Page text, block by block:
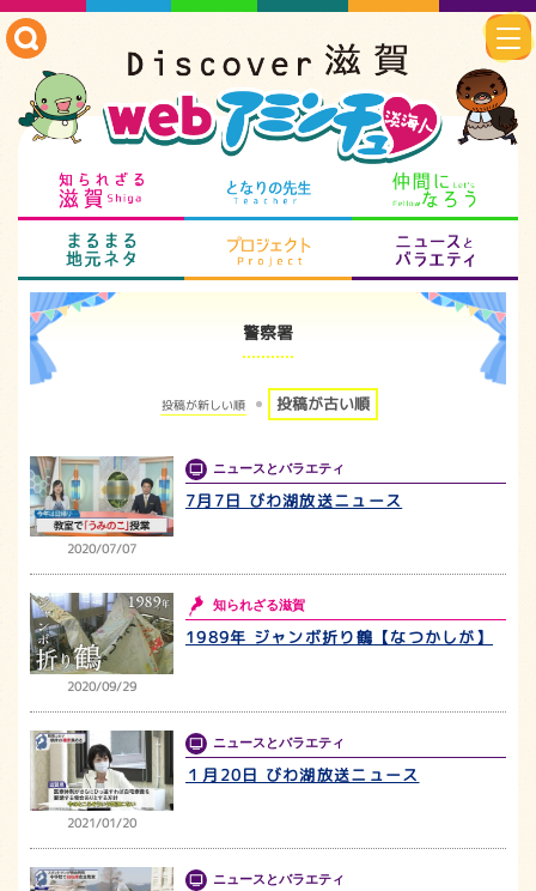
知られざる滋賀 となりの先生
まるまる地元ネタ プロジェクト
警察署
投稿が新しい順 投稿が古い順
2020/07/07
ニュースとバラエティ
7月7日 びわ湖放送ニュース
2020/09/29
知られざる滋賀
1989年 ジャンボ折り鶴【なつかしが】
2021/01/20
ニュースとバラエティ
１月20日 びわ湖放送ニュース
ニュースとバラエティ